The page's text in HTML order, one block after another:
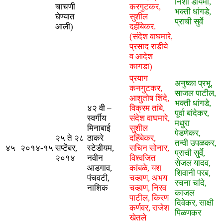
चाचणी
घेण्यात
आली)
करगुटकर,
सुशील
दहींबेकर.
(संदेश वाघमारे,
प्रसाद राडीये
व आदेश
कागडा)
भक्ती धांगडे,
प्राची सुर्वे
४५ २०१४-१५
२५ ते २८
सप्टेंबर,
२०१४
​४२ वी –
स्वर्गीय
मिनाबाई
ठाकरे
स्टेडीयम,
नवीन
आडगाव,
पंचवटी,
नाशिक
प्रयाग
कनगुटकर,
आशुतोष शिंदे,
विक्रम तांबे,
संदेश वाघमारे,
सुशील
दहिंबेकर,
सचिन सोनार,
विश्वजित
कांबळे, यश
चव्हाण, अभय
चव्हाण, निरव
पाटील, किरण
कर्णवर, राजेश
खेतले
अनुष्का प्रभू,
साजल पाटील,
भक्ती धांगडे,
पूर्वा बांदेकर,
मधुरा
पेडणेकर,
तन्वी उपळकर,
प्राची सुर्वे,
सेजल यादव,
शिवानी परब,
रचना चांदे,
काजल
दिवेकर, साक्षी
पिळणकर